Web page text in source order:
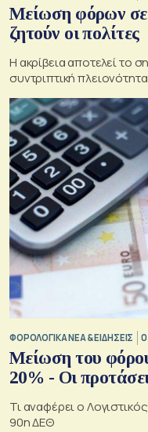
Μείωση φόρων σε
ζητούν οι πολίτες
Η ακρίβεια αποτελεί το
συντριπτική
ΦΟΡΟΛΟΓΙΚΑ ΝΕΑ & EΙΔΗΣΕΙΣ
Μείωση του φόρου
20% - Οι
Τι αναφέρει ο
90η ΔΕΘ